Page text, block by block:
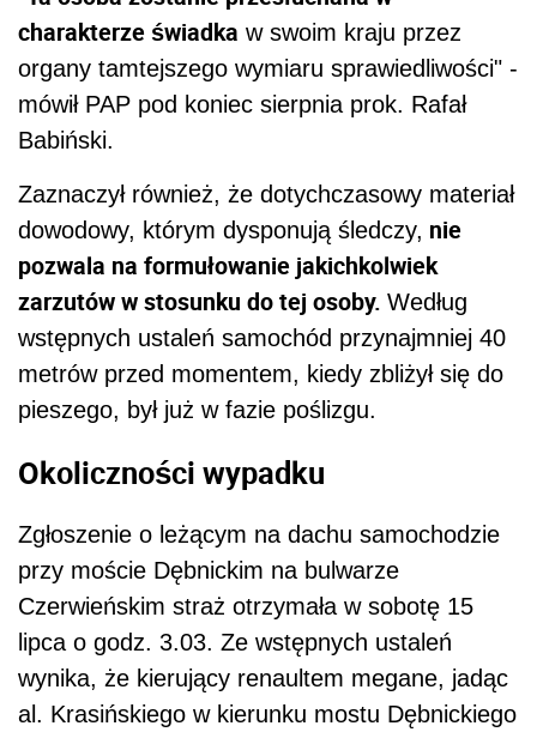
charakterze świadka w swoim kraju przez
organy tamtejszego wymiaru sprawiedliwości" -
mówił PAP pod koniec sierpnia prok. Rafał
Babiński.
Zaznaczył również, że dotychczasowy materiał
dowodowy, którym dysponują śledczy, nie
pozwala na formułowanie jakichkolwiek
zarzutów w stosunku do tej osoby. Według
wstępnych ustaleń samochód przynajmniej 40
metrów przed momentem, kiedy zbliżył się do
pieszego, był już w fazie poślizgu.
Okoliczności wypadku
Zgłoszenie o leżącym na dachu samochodzie
przy moście Dębnickim na bulwarze
Czerwieńskim straż otrzymała w sobotę 15
lipca o godz. 3.03. Ze wstępnych ustaleń
wynika, że kierujący renaultem megane, jadąc
al. Krasińskiego w kierunku mostu Dębnickiego